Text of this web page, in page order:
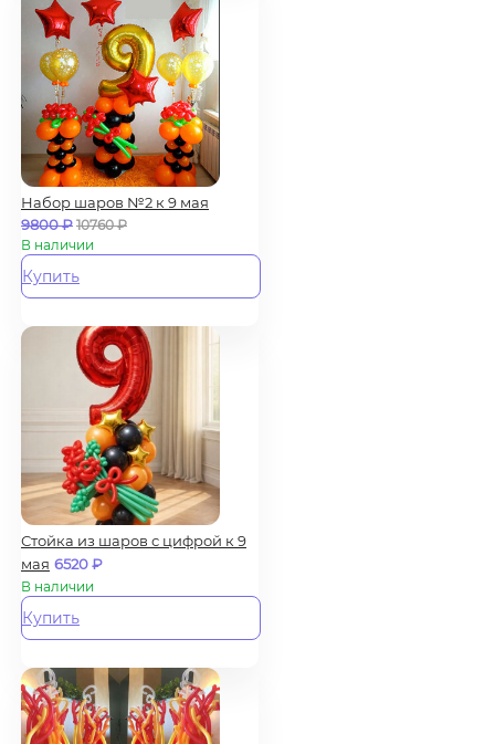
Набор шаров №2 к 9 мая
9800₽ 10760₽
В наличии
Купить
Стойка из шаров с цифрой к 9
мая 6520₽
В наличии
Купить